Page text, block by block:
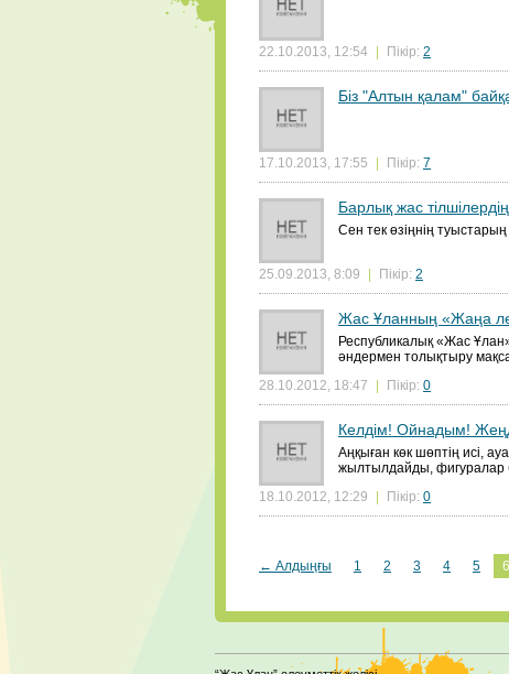
22.10.2013, 12:54 Пікір: 2
Біз "Алтын қалам"
17.10.2013, 17:55 Пікір: 7
Барлық жас
Сен тек өзіңнің
25.09.2013, 8:09 Пікір: 2
Жас Ұланның «Жаңа
Республикалық «Жас
әндермен толықтыру
28.10.2012, 18:47
Пікір: 0
Келдім! Ойнадым!
Аңқыған көк шөптің исі,
жылтылдайды, фигуралар
18.10.2012, 12:29
Пікір: 0
← Алдыңғы 1 2 3 4 5 6